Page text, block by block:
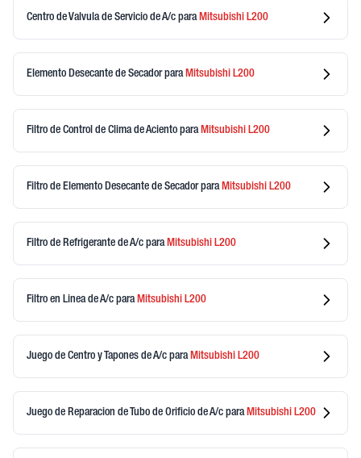
Centro de Valvula de Servicio de A/c para Mitsubishi L200
Elemento Desecante de Secadorpara Mitsubishi L200
Filtro de Control de Clima de Aciento para Mitsubishi L200
Filtro de Elemento Desecante de Secadorpara Mitsubishi L200
Filtro de Refrigerante de A/c para Mitsubishi L200
Filtro en Linea de A/c para Mitsubishi L200
Juego de Centro y Tapones de A/c para Mitsubishi L200
Juego de Reparacion de Tubo de Orificio de A/c para Mitsubishi L200